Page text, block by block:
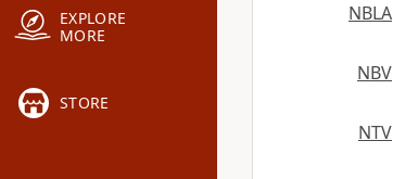
EXPLORE
MORE
STORE
NBLA
NBV
NTV